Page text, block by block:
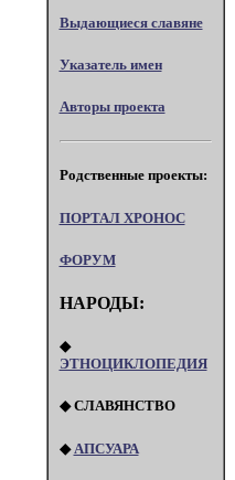
Выдающиеся славяне
Указатель имен
Авторы проекта
Родственные проекты:
ПОРТАЛ XPOHOC
ФОРУМ
НАРОДЫ:
◆
ЭТНОЦИКЛОПЕДИЯ
◆ СЛАВЯНСТВО
◆ АПСУАРА